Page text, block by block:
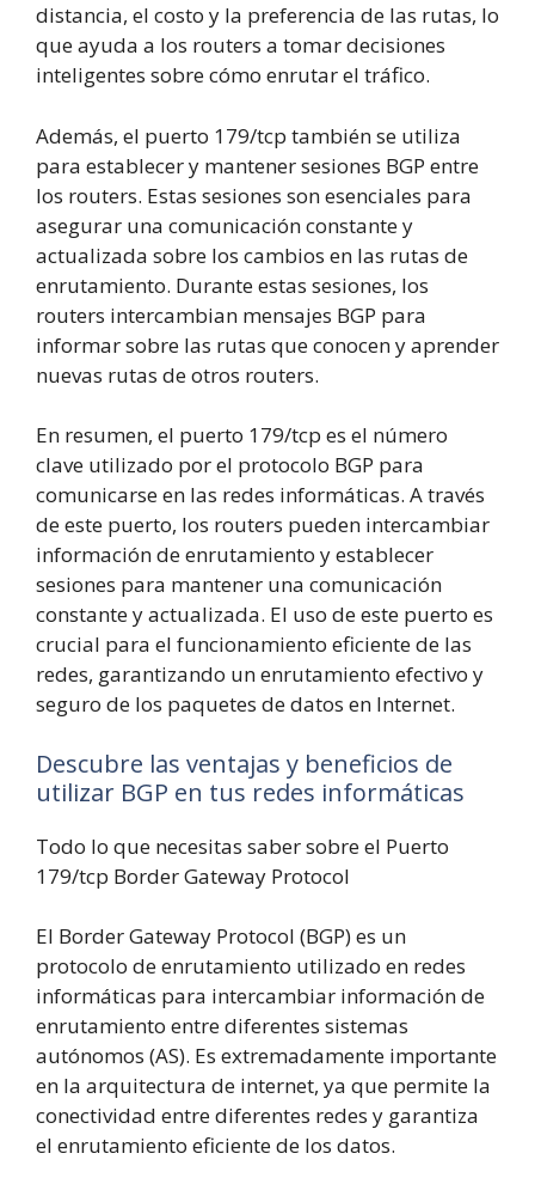
distancia, el costo y la preferencia de las rutas, lo
que ayuda a los routers a tomar decisiones
inteligentes sobre cómo enrutar el tráfico.
Además, el puerto 179/tcp también se utiliza
para establecer y mantener sesiones BGP entre
los routers. Estas sesiones son esenciales para
asegurar una comunicación constante y
actualizada sobre los cambios en las rutas de
enrutamiento. Durante estas sesiones, los
routers intercambian mensajes BGP para
informar sobre las rutas que conocen y aprender
nuevas rutas de otros routers.
En resumen, el puerto 179/tcp es el número
clave utilizado por el protocolo BGP para
comunicarse en las redes informáticas. A través
de este puerto, los routers pueden intercambiar
información de enrutamiento y establecer
sesiones para mantener una comunicación
constante y actualizada. El uso de este puerto es
crucial para el funcionamiento eficiente de las
redes, garantizando un enrutamiento efectivo y
seguro de los paquetes de datos en Internet.
Descubre las ventajas y beneficios de
utilizar BGP en tus redes informáticas
Todo lo que necesitas saber sobre el Puerto
179/tcp Border Gateway Protocol
El Border Gateway Protocol (BGP) es un
protocolo de enrutamiento utilizado en redes
informáticas para intercambiar información de
enrutamiento entre diferentes sistemas
autónomos (AS). Es extremadamente importante
en la arquitectura de internet, ya que permite la
conectividad entre diferentes redes y garantiza
el enrutamiento eficiente de los datos.